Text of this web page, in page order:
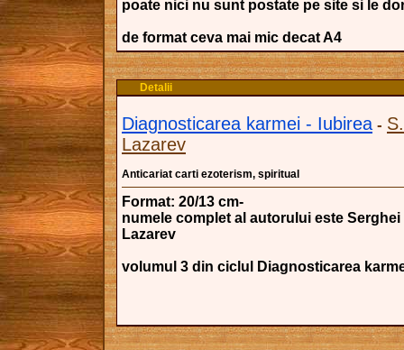
poate nici nu sunt postate pe site si le
de format ceva mai mic decat A4
Detalii
Diagnosticarea karmei - Iubirea-
Lazarev
Anticariat carti ezoterism, spiritual
Format: 20/13 cm-
numele complet al autorului este
Lazarev
volumul 3 din ciclul Diagnosticarea